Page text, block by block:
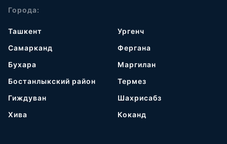
Города:
Ташкент
Самарканд
Бухара
Бостанлыкский район
Гиждуван
Хива
Ургенч
Фергана
Маргилан
Термез
Шахрисабз
Коканд